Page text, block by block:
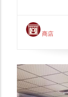
如「星巴
也是採用
落，僅
企業合作
漸復甦三
商店